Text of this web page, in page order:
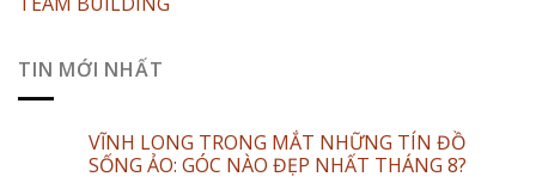
TIN MỚI NHẤT
VĨNH LONG TRONG MẮT NHỮNG TÍN ĐỒ
SỐNG ẢO: GÓC NÀO ĐẸP NHẤT THÁNG 8?